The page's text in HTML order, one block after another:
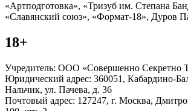
«Артподготовка», «Тризуб им. Степана
«Славянский союз», «Формат-18», Дуров
18+
Учредитель: ООО «Совершенно Секретно
Юридический адрес: 360051, Кабардино-
Нальчик, ул. Пачева, д. 36
Почтовый адрес: 127247, г. Москва,